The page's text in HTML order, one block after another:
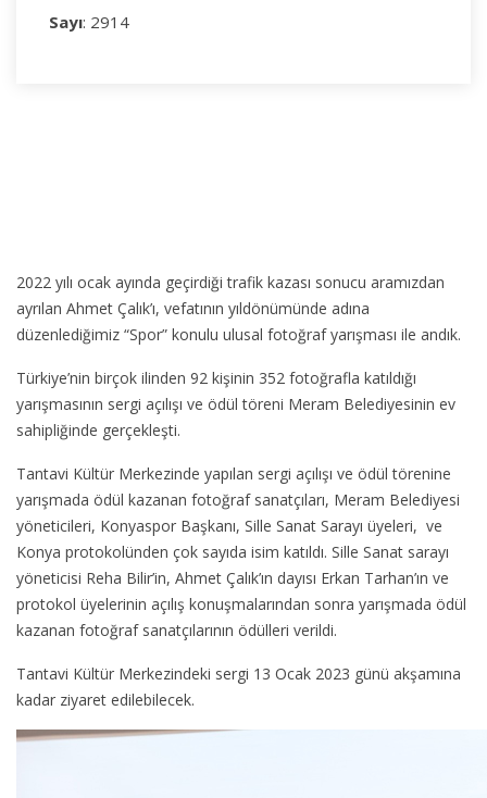
Sayı: 2914
2022 yılı ocak ayında geçirdiği trafik kazası sonucu aramızdan
ayrılan Ahmet Çalık’ı, vefatının yıldönümünde adına
düzenlediğimiz “Spor” konulu ulusal fotoğraf yarışması ile andık.
Türkiye’nin birçok ilinden 92 kişinin 352 fotoğrafla katıldığı
yarışmasının sergi açılışı ve ödül töreni Meram Belediyesinin ev
sahipliğinde gerçekleşti.
Tantavi Kültür Merkezinde yapılan sergi açılışı ve ödül törenine
yarışmada ödül kazanan fotoğraf sanatçıları, Meram Belediyesi
yöneticileri, Konyaspor Başkanı, Sille Sanat Sarayı üyeleri, ve
Konya protokolünden çok sayıda isim katıldı. Sille Sanat sarayı
yöneticisi Reha Bilir’in, Ahmet Çalık’ın dayısı Erkan Tarhan’ın ve
protokol üyelerinin açılış konuşmalarından sonra yarışmada ödül
kazanan fotoğraf sanatçılarının ödülleri verildi.
Tantavi Kültür Merkezindeki sergi 13 Ocak 2023 günü akşamına
kadar ziyaret edilebilecek.